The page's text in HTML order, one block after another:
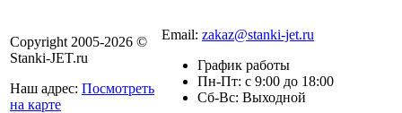
Copyright 2005-2026 ©
Stanki-JET.ru
Наш адрес: Посмотреть
на карте
Email: zakaz@stanki-jet.ru
График работы
Пн-Пт: с 9:00 до 18:00
Сб-Вс: Выходной